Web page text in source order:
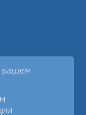
вашем